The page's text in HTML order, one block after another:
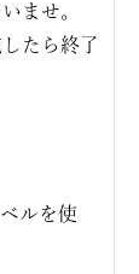
ませ。
たら終了
ルを使